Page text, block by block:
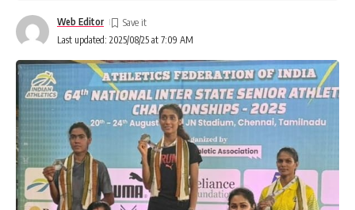
Last updated: 2025/08/25 at 7:09 AM
Web Editor